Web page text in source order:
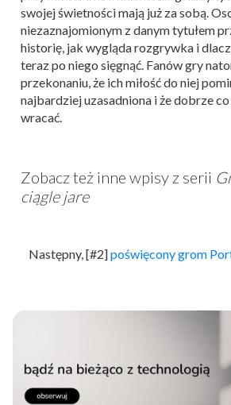
swojej świetności mają już za sobą.
niezaznajomionym z danym tytułem
historię, jak wygląda rozgrywka i
teraz po niego sięgnąć. Fanów gry
przekonaniu, że ich miłość do niej
najbardziej uzasadniona i że dobrze
wracać.
Zobacz też inne wpisy z serii
ciągle jare
Następny, [#2]poświęcony grom